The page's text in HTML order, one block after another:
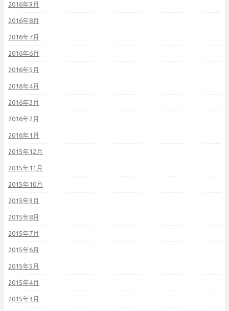
2016年9月
2016年8月
2016年7月
2016年6月
2016年5月
2016年4月
2016年3月
2016年2月
2016年1月
2015年12月
2015年11月
2015年10月
2015年9月
2015年8月
2015年7月
2015年6月
2015年5月
2015年4月
2015年3月